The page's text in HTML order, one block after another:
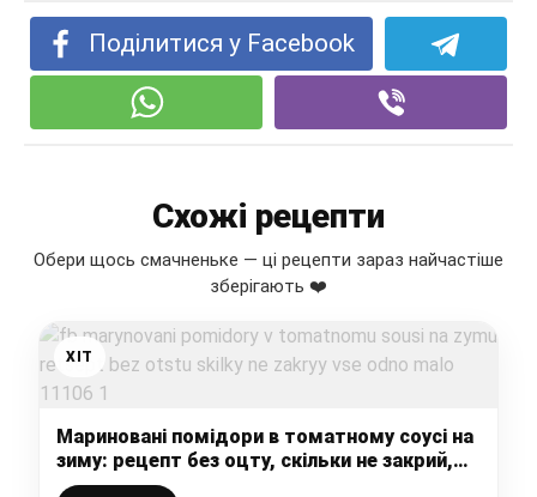
Поділитися у Facebook
Схожі рецепти
Обери щось смачненьке — ці рецепти зараз найчастіше
зберігають ❤️
ХІТ
Мариновані помідори в томатному соусі на
зиму: рецепт без оцту, скільки не закрий,
все одно мало